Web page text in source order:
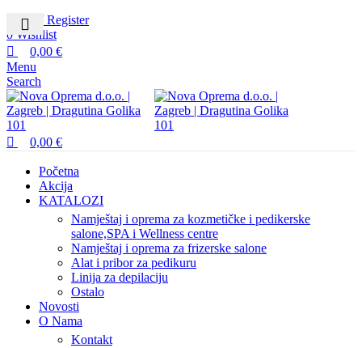
Login / Register
0 Wishlist
0,00 €
Menu
Search
0,00 €
Početna
Akcija
KATALOZI
Namještaj i oprema za kozmetičke i pedikerske
salone,SPA i Wellness centre
Namještaj i oprema za frizerske salone
Alat i pribor za pedikuru
Linija za depilaciju
Ostalo
Novosti
O Nama
Kontakt